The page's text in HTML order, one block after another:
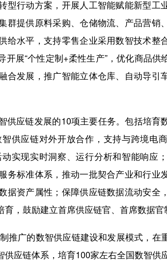
型行动方案，开展人工智能赋能新型工
群提供原料采购、仓储物流、产品营销
给水平，支持零售企业采用数智技术整
展“个性定制+柔性生产”，优化商品供
合发展，推广智能立体仓库、自动导引
应链发展的10项主要任务。包括培育
供应链对外开放合作，支持与跨境电
实现实时洞察、运行分析和智能响应
务标准体系，推动一批契合产业和行业
据资产属性；保障供应链数据流动安全
，鼓励建立首席供应链官、首席数据官
广的数智供应链建设和发展模式，在
应链体系，培育100家左右全国数智供